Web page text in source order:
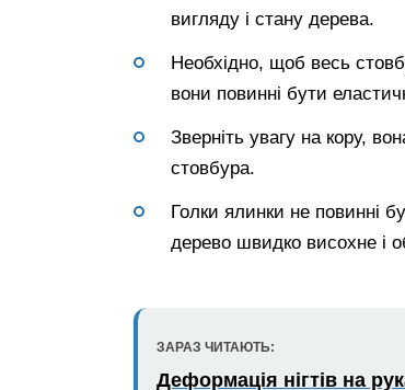
вигляду і стану дерева.
Необхідно, щоб весь
вони повинні бути
Зверніть увагу на кору,
стовбура.
Голки ялинки не повинні
дерево швидко висохне і
ЗАРАЗ ЧИТАЮТЬ:
Деформація нігтів на